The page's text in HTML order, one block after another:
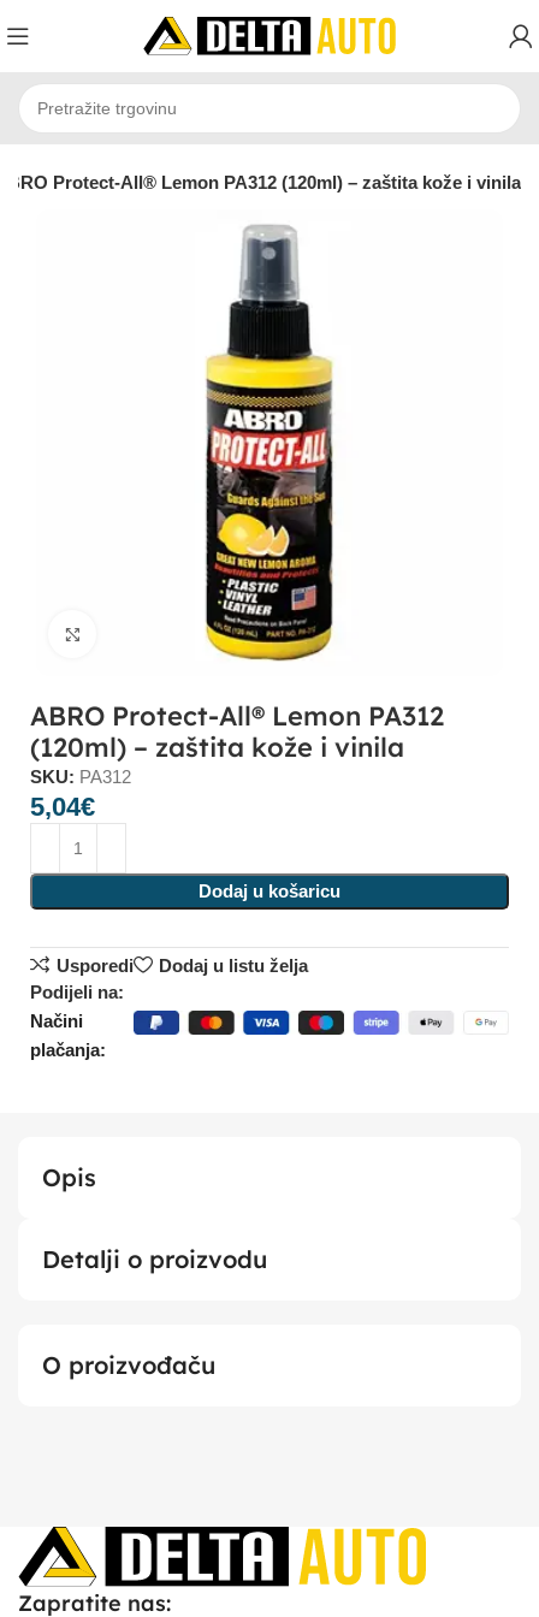
Protect-All® Lemon PA312 (120ml) – zaštita kože i vinila
Click to enlarge
ABRO Protect-All® Lemon PA312
(120ml) – zaštita kože i vinila
SKU: PA312
5,04€
Dodaj u košaricu
Usporedi
Dodaj u listu želja
Podijeli na:
Načini
plačanja:
Opis
Detalji o proizvodu
O proizvođaču
Zapratite nas: